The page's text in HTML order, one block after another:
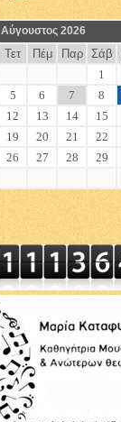
Αύγουστος 2026
Τετ Πέμ Παρ Σάβ
1
5 6 7 8
12 13 14 15
19 20 21 22
26 27 28 29